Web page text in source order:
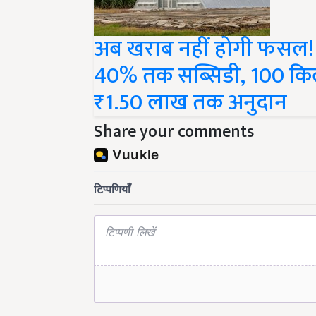
अब खराब नहीं होगी फसल!
40% तक सब्सिडी, 100
₹1.50 लाख तक अनुदान
Share your comments